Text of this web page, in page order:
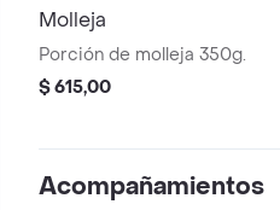
Molleja
Porción de molleja 350g.
$ 615,00
Acompañamientos